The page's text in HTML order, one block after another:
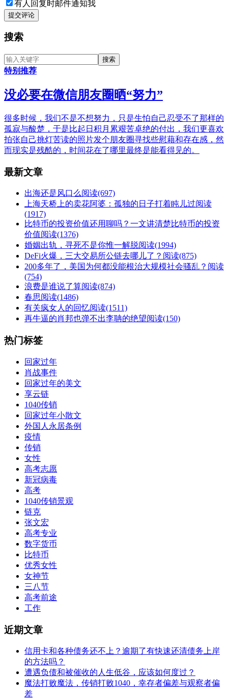
有人回复时邮件通知我
提交评论
搜索
特别推荐
没必要在微信朋友圈晒“努力”
很多时候，我们不是不想努力，只是生怕自己忍受不了那样的
孤寂与酸楚，于是比起日积月累艰苦卓绝的付出，我们更喜欢
拍张自己挑灯苦读的照片发个朋友圈寻找些慰藉和存在感，然
而现实是残酷的，时间花在了哪里最终是能看得见的。
最新文章
出海还是风口么阅读(697)
上海天桥上的卖花阿婆：孤独的日子打着盹儿过阅读
(1917)
比特币的投资价值还用聊吗？一文讲清楚比特币的投资
价值阅读(1376)
婚姻出轨，寻死不是你惟一解脱阅读(1994)
DeFi火爆，三大交易所公链去哪儿了？ 阅读(875)
200多年了，美国为何都没能根治大规模社会骚乱？ 阅读
(754)
浪费是谁说了算阅读(874)
春思阅读(1486)
有关疯女人的回忆阅读(1511)
再牛逼的肖邦也弹不出李聃的绝望阅读(150)
热门标签
回家过年
肖战事件
回家过年的美文
享云链
1040传销
回家过年小散文
外国人永居条例
疫情
传销
女性
高考志愿
新冠病毒
高考
1040传销景观
链克
张文宏
高考专业
数字货币
比特币
优秀女性
女神节
三八节
高考前途
工作
近期文章
信用卡和各种债务还不上？逾期了有快速还清债务上岸
的方法吗？
遭遇负债和被催收的人生低谷，应该如何度过？
魔法打败魔法，传销打败1040，幸存者偏差与观察者偏
差